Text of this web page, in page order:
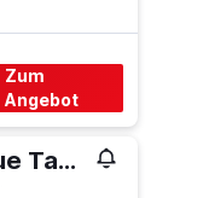
Zum
Angebot
Tui Blue Tamala